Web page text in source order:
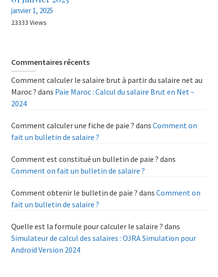
janvier 1, 2025
23333 Views
Commentaires récents
Comment calculer le salaire brut à partir du salaire net au
Maroc ? dans Paie Maroc : Calcul du salaire Brut en Net –
2024
Comment calculer une fiche de paie ? dans Comment on
fait un bulletin de salaire ?
Comment est constitué un bulletin de paie ? dans
Comment on fait un bulletin de salaire ?
Comment obtenir le bulletin de paie ? dans Comment on
fait un bulletin de salaire ?
Quelle est la formule pour calculer le salaire ? dans
Simulateur de calcul des salaires : OJRA Simulation pour
Android Version 2024